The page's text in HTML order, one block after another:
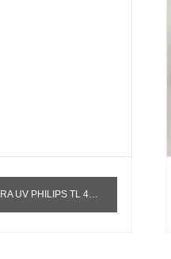
4W BL UVA365NM LÁMPARA DE CURADO FOTOCATALÍTICO T5